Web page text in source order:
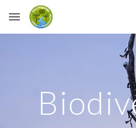
Skip to main content